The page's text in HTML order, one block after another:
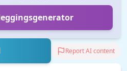
Report AI content